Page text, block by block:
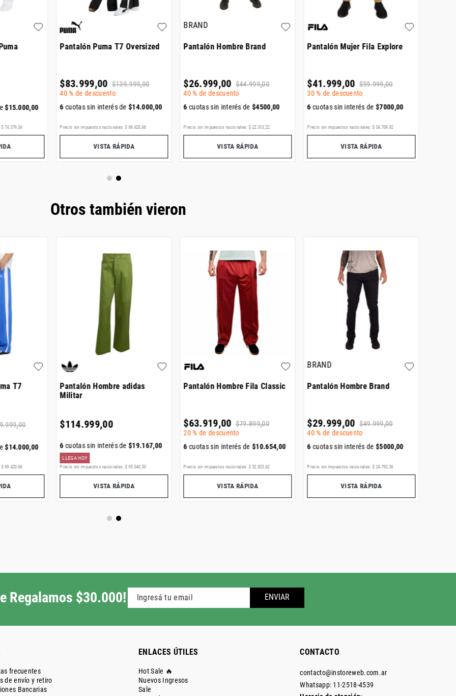
$15.000,00
$ 74.379,34
Pantalón Puma T7 Oversized
$83.999,00 $139.999,00
40 % de descuento
6cuotas sin interés de$14.000,00
Precio sin impuestos nacionales: $ 69.420 ,66
VISTA RÁPIDA
BRAND
Pantalón Hombre Brand
$26.999,00 $44.999,00
40 % de descuento
6cuotas sin interés de$4500,00
Precio sin impuestos nacionales: $ 22.313 ,22
VISTA RÁPIDA
Pantalón Mujer Fila Explore
$41.999,00 $59.999,00
30 % de descuento
6cuotas sin interés de$7000,00
Precio sin impuestos nacionales: $ 34.709,92
VISTA RÁPIDA
Otros también vieron
T7
.999,00
$14.000,00
$ 69.420,66
Pantalón Hombre adidas
Militar
$114.999,00
6cuotas sin interés de$19.167,00
LLEGA HOY
Precio sin impuestos nacionales: $ 95.040 ,50
VISTA RÁPIDA
Pantalón Hombre Fila Classic
$63.919,00 $79.899,00
20 % de descuento
6cuotas sin interés de$10.654,00
Precio sin impuestos nacionales: $ 52.825,62
VISTA RÁPIDA
BRAND
Pantalón Hombre Brand
$29.999,00 $49.999,00
40 % de descuento
6cuotas sin interés de$5000,00
Precio sin impuestos nacionales: $ 24.792,56
VISTA RÁPIDA
Regalamos $30.000! ENVIAR
frecuentes
de envío y retiro
Bancarias
ENLACES ÚTILES
Hot Sale 🔥
Nuevos Ingresos
Sale
CONTACTO
contacto@instoreweb.com.ar
Whatsapp: 11-2518-4539